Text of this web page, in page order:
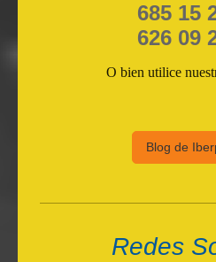
685 15
626 09
O bien utilice
Blog de
Redes